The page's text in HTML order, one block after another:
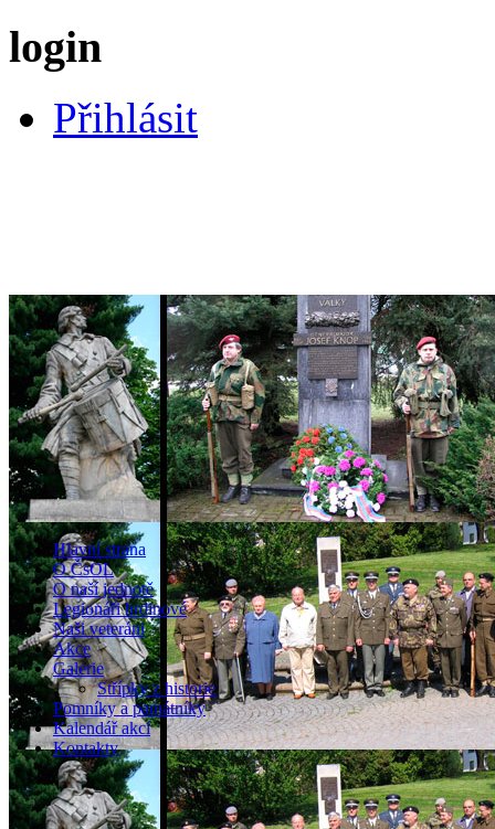
login
Přihlásit
Hlavní strana
O ČsOL
O naší jednotě
Legionáři hrdinové
Naši veteráni
Akce
Galerie
Střípky z historie
Pomníky a památníky
Kalendář akcí
Kontakty